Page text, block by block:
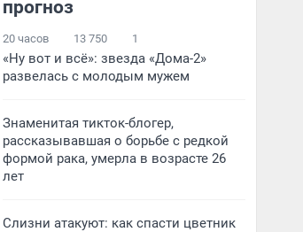
прогноз
20 часов 13 750 1
«Ну вот и всё»: звезда «Дома-2»
развелась с молодым мужем
Знаменитая тикток-блогер,
рассказывавшая о борьбе с редкой
формой рака, умерла в возрасте 26
лет
Слизни атакуют: как спасти цветник